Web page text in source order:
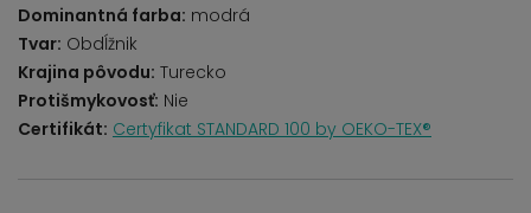
Dominantná farba: modrá
Tvar: Obdĺžnik
Krajina pôvodu: Turecko
Protišmykovosť: Nie
Certifikát: Certyfikat STANDARD 100 by OEKO-TEX®